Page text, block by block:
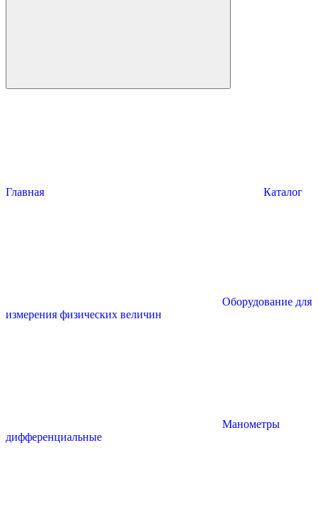
Главная Каталог
Оборудование для
измерения физических величин
Манометры
дифференциальные